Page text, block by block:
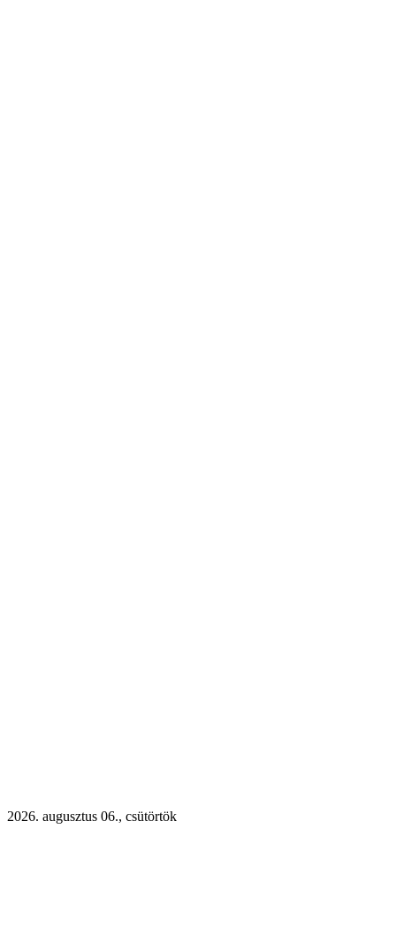
2026. augusztus 06., csütörtök